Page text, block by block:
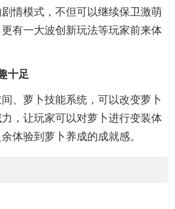
情模式，不但可以继续保卫激萌
有一大波创新玩法等玩家前来体
十足
、萝卜技能系统，可以改变萝卜
，让玩家可以对萝卜进行变装体
体验到萝卜养成的成就感。